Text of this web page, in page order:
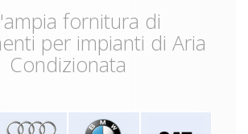
fornitura di
per impianti di Aria
Condizionata